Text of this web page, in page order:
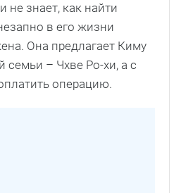
не знает, как найти
в его жизни
Она предлагает Киму
семьи – Чхве Ро-хи, а с
операцию.